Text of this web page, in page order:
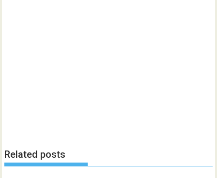
Related posts